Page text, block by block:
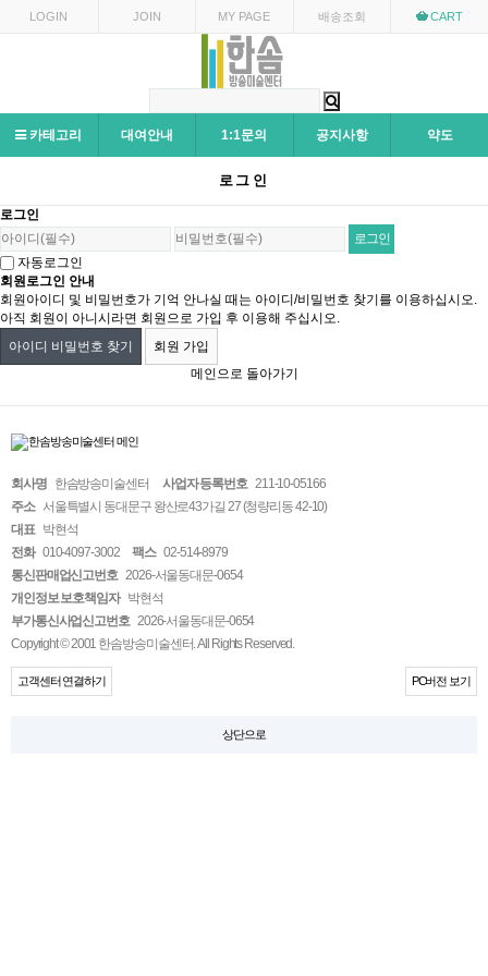
LOGIN JOIN MY PAGE 배송조회 CART
카테고리 대여안내 1:1문의 공지사항 약도
로그인
로그인
자동로그인
회원로그인 안내
회원아이디 및 비밀번호가 기억 안나실 때는 아이디/비밀번호 찾기를 이용하십시오.
아직 회원이 아니시라면 회원으로 가입 후 이용해 주십시오.
아이디 비밀번호 찾기
회원 가입
메인으로 돌아가기
회사명 한솜방송미술센터 사업자 등록번호 211-10-05166
주소 서울특별시 동대문구 왕산로43가길 27 (청량리동 42-10)
대표 박현석
전화 010-4097-3002 팩스 02-514-8979
통신판매업신고번호 2026-서울동대문-0654
개인정보 보호책임자 박현석
부가통신사업신고번호 2026-서울동대문-0654
Copyright © 2001 한솜방송미술센터. All Rights Reserved.
고객센터 연결하기 PC버전 보기
상단으로